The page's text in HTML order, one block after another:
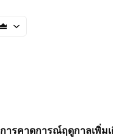
การคาดการณ์ฤดูกาลเพิ่มเ